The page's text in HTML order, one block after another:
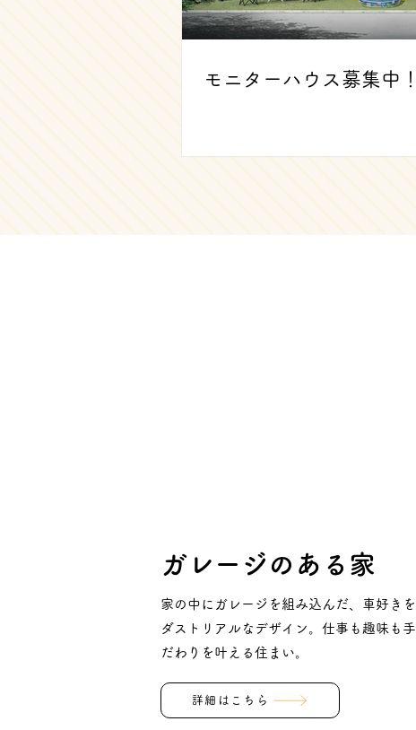
モニターハウス募集中
ガレージのある家
家の中にガレージを組み込んだ、車好き
ダストリアルなデザイン。仕事も趣味も
だわりを叶える住まい。
詳細はこちら